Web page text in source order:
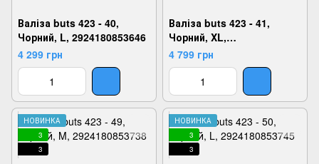
Валіза buts 423 - 40,
Чорний, L, 2924180853646
4 299 грн
Валіза buts 423 - 41,
Чорний, XL,
2924180853653
4 799 грн
НОВИНКА
3
3
НОВИНКА
3
3